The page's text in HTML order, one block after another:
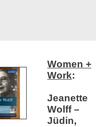
Women +
Work:
Jeanette
Wolff –
Jüdin,